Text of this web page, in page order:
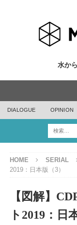
水か
DIALOGUE OPINION
HOME SERIAL
2019：日本版（3）
【図解】
ト2019：日